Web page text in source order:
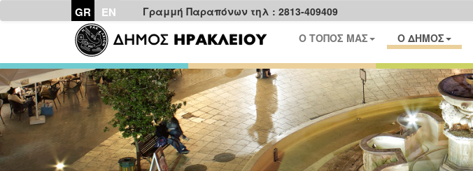
GR EN Γραμμή Παραπόνων τηλ : 2813-409409
Ο ΤΟΠΟΣ ΜΑΣ Ο ΔΗΜΟΣ